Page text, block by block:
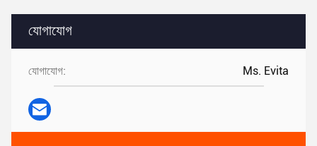
যোগাযোগ
যোগাযোগ: Ms. Evita